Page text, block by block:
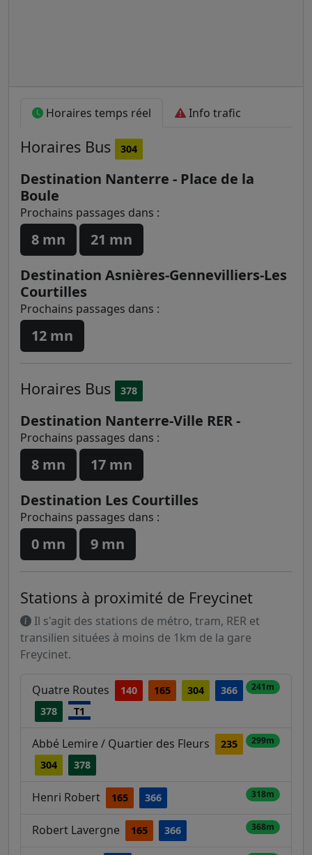
Horaires temps réel Info trafic
Horaires Bus 304
Destination Nanterre - Place de la
Boule
Prochains passages dans :
8 mn
21 mn
Destination Asnières-Gennevilliers-Les
Courtilles
Prochains passages dans :
12 mn
Horaires Bus 378
Destination Nanterre-Ville RER -
Prochains passages dans :
8 mn
17 mn
Destination Les Courtilles
Prochains passages dans :
0 mn 9 mn
Stations à proximité de Freycinet
Il s'agit des stations de métro, tram, RER et
transilien situées à moins de 1km de la gare
Freycinet.
Quatre Routes 140 165 304
366
378
T1
241m
Abbé Lemire / Quartier des Fleurs
235
304
378
299m
Henri Robert 165 366 318m
Robert Lavergne 165 366 368m